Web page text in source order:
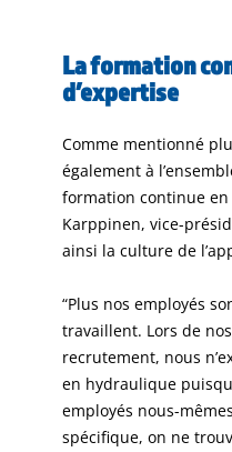
La formation
d’expertise
Comme mentionné
également à
formation continue
Karppinen, vice-
ainsi la culture de
“Plus nos employés
travaillent. Lors de
recrutement, nous
en hydraulique
employés nous-
spécifique, on ne